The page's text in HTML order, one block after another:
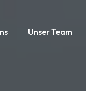
Unser Team